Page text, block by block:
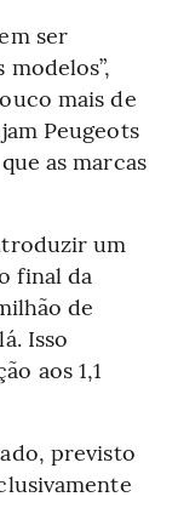
ser
mais de
Peugeots
as marcas
um
final da
de
Isso
aos 1,1
previsto